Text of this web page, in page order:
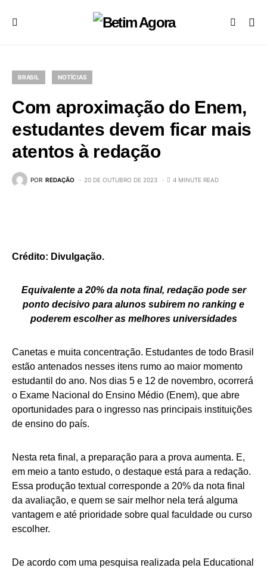
BRASIL NOTÍCIAS
Com aproximação do Enem,
estudantes devem ficar mais
atentos à redação
POR REDAÇÃO 20 DE OUTUBRO DE 2023 4 MINUTE READ
Crédito: Divulgação.
Equivalente a 20% da nota final, redação pode ser
ponto decisivo para alunos subirem no ranking e
poderem escolher as melhores universidades
Canetas e muita concentração. Estudantes de todo Brasil
estão antenados nesses itens rumo ao maior momento
estudantil do ano. Nos dias 5 e 12 de novembro, ocorrerá
o Exame Nacional do Ensino Médio (Enem), que abre
oportunidades para o ingresso nas principais instituições
de ensino do país.
Nesta reta final, a preparação para a prova aumenta. E,
em meio a tanto estudo, o destaque está para a redação.
Essa produção textual corresponde a 20% da nota final
da avaliação, e quem se sair melhor nela terá alguma
vantagem e até prioridade sobre qual faculdade ou curso
escolher.
De acordo com uma pesquisa realizada pela Educational